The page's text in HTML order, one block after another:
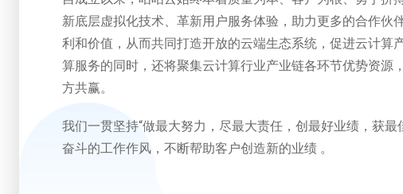
新底层虚拟化技术、革新用户服务体验，助力更多的合作伙
利和价值，从而共同打造开放的云端生态系统，促进云计算
算服务的同时，还将聚集云计算行业产业链各环节优势资源
方共赢。
我们一贯坚持“做最大努力，尽最大责任，创最好业绩，获
奋斗的工作作风，不断帮助客户创造新的业绩 。